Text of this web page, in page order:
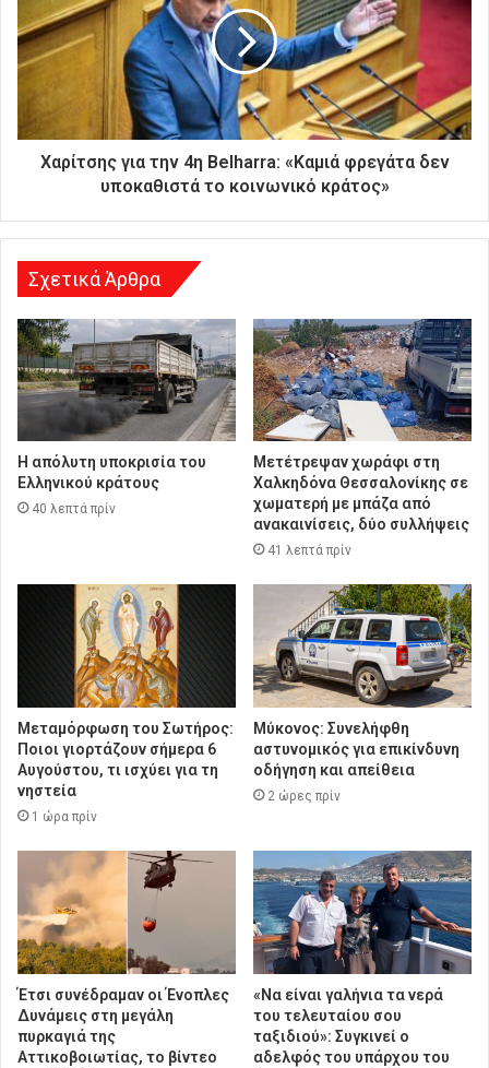
α
ς
ε
ν
Χαρίτσης για την 4η Belharra: «Καμιά φρεγάτα δεν
υποκαθιστά το κοινωνικό κράτος»
Σχετικά Άρθρα
Η απόλυτη υποκρισία του
Ελληνικού κράτους
40 λεπτά πρίν
Μετέτρεψαν χωράφι στη
Χαλκηδόνα Θεσσαλονίκης σε
χωματερή με μπάζα από
ανακαινίσεις, δύο συλλήψεις
41 λεπτά πρίν
Μεταμόρφωση του Σωτήρος:
Ποιοι γιορτάζουν σήμερα 6
Αυγούστου, τι ισχύει για τη
νηστεία
1 ώρα πρίν
Μύκονος: Συνελήφθη
αστυνομικός για επικίνδυνη
οδήγηση και απείθεια
2 ώρες πρίν
Έτσι συνέδραμαν οι Ένοπλες
Δυνάμεις στη μεγάλη
πυρκαγιά της
Αττικοβοιωτίας, το βίντεο
«Να είναι γαλήνια τα νερά
του τελευταίου σου
ταξιδιού»: Συγκινεί ο
αδελφός του υπάρχου του